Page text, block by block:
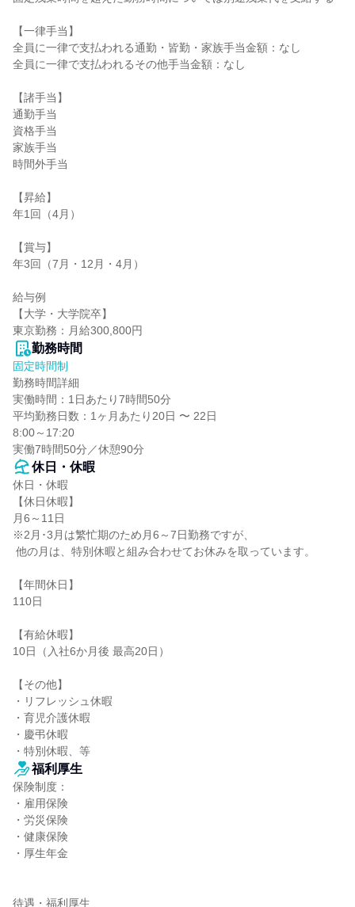
【一律手当】
全員に一律で支払われる通勤・皆勤・家族手当金額：なし
全員に一律で支払われるその他手当金額：なし
【諸手当】
通勤手当
資格手当
家族手当
時間外手当
【昇給】
年1回（4月）
【賞与】
年3回（7月・12月・4月）
給与例
【大学・大学院卒】
東京勤務：月給300,800円
勤務時間
固定時間制
勤務時間詳細
実働時間：1日あたり7時間50分
平均勤務日数：1ヶ月あたり20日 〜 22日
8:00～17:20
実働7時間50分／休憩90分
休日・休暇
休日・休暇
【休日休暇】
月6～11日
※2月･3月は繁忙期のため月6～7日勤務ですが、
【年間休日】
110日
【有給休暇】
10日（入社6か月後 最高20日）
【その他】
・リフレッシュ休暇
・育児介護休暇
・慶弔休暇
・特別休暇、等
福利厚生
保険制度：
・雇用保険
・労災保険
・健康保険
・厚生年金
待遇・福利厚生